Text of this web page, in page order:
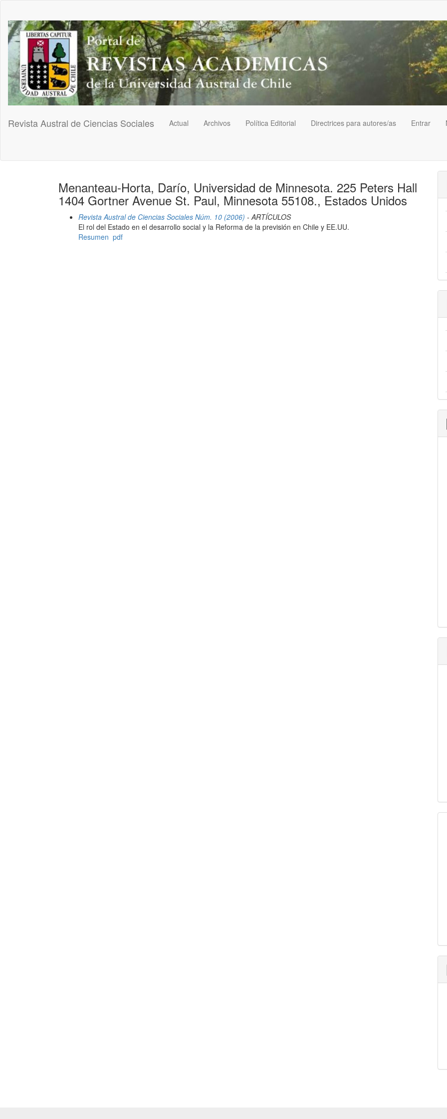
Contenido
principal
Barra
lateral
Revista Austral de Ciencias Sociales Actual Archivos Política Editorial Directrices para autores/as Entrar
Menanteau-Horta, Darío, Universidad de Minnesota. 225 Peters Hall
1404 Gortner Avenue St. Paul, Minnesota 55108., Estados Unidos
Revista Austral de Ciencias Sociales Núm. 10 (2006) - ARTÍCULOS
El rol del Estado en el desarrollo social y la Reforma de la previsión en Chile y EE.UU.
Resumen pdf